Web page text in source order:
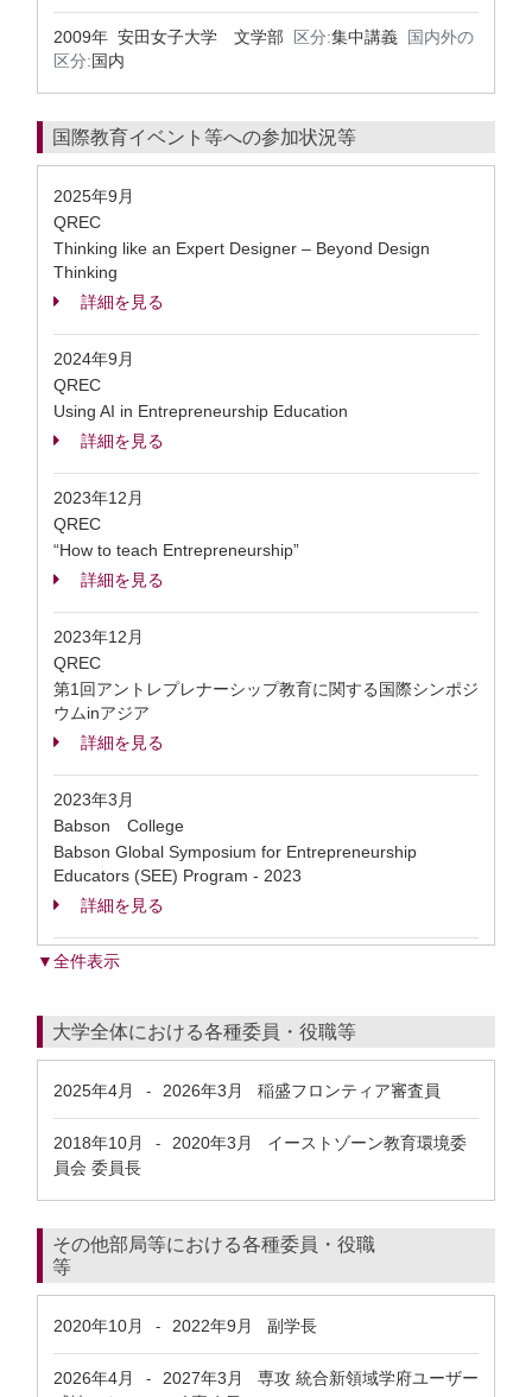
2009年 安田女子大学 文学部 区分:集中講義
国内外の
区分:国内
国際教育イベント等への参加状況等
2025年9月
QREC
Thinking like an Expert Designer – Beyond Design
Thinking
詳細を見る
2024年9月
QREC
Using AI in Entrepreneurship Education
詳細を見る
2023年12月
QREC
“How to teach Entrepreneurship”
詳細を見る
2023年12月
QREC
第1回アントレプレナーシップ教育に関する国際シンポジ
ウムinアジア
詳細を見る
2023年3月
Babson College
Babson Global Symposium for Entrepreneurship
Educators (SEE) Program - 2023
詳細を見る
▼全件表示
大学全体における各種委員・役職等
2025年4月 - 2026年3月 稲盛フロンティア審査員
2018年10月 - 2020年3月
イーストゾーン教育環境委
員会 委員長
その他部局等における各種委員・役職
等
2020年10月 - 2022年9月 副学長
2026年4月 - 2027年3月
専攻 統合新領域学府ユーザー